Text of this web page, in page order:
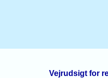
Vejrudsigt for